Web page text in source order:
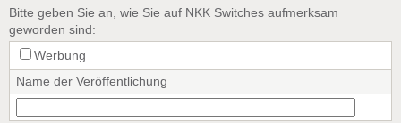
Bitte geben Sie an, wie Sie auf NKK Switches aufmerksam
geworden sind:
Werbung
Name der Veröffentlichung